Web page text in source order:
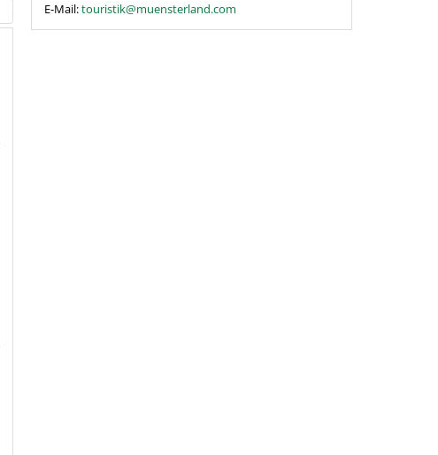
E-Mail:touristik@muensterland.com